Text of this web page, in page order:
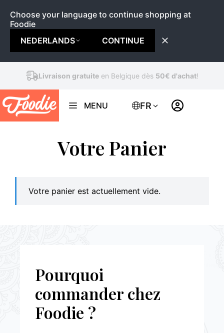
Choose your language to continue shopping at
Foodie
NEDERLANDS
CONTINUE
contenu
Livraison gratuiteen Belgique dès 50€ d'achat!
MENU FR
Votre Panier
Votre panier est actuellement vide.
Pourquoi
commander chez
Foodie ?